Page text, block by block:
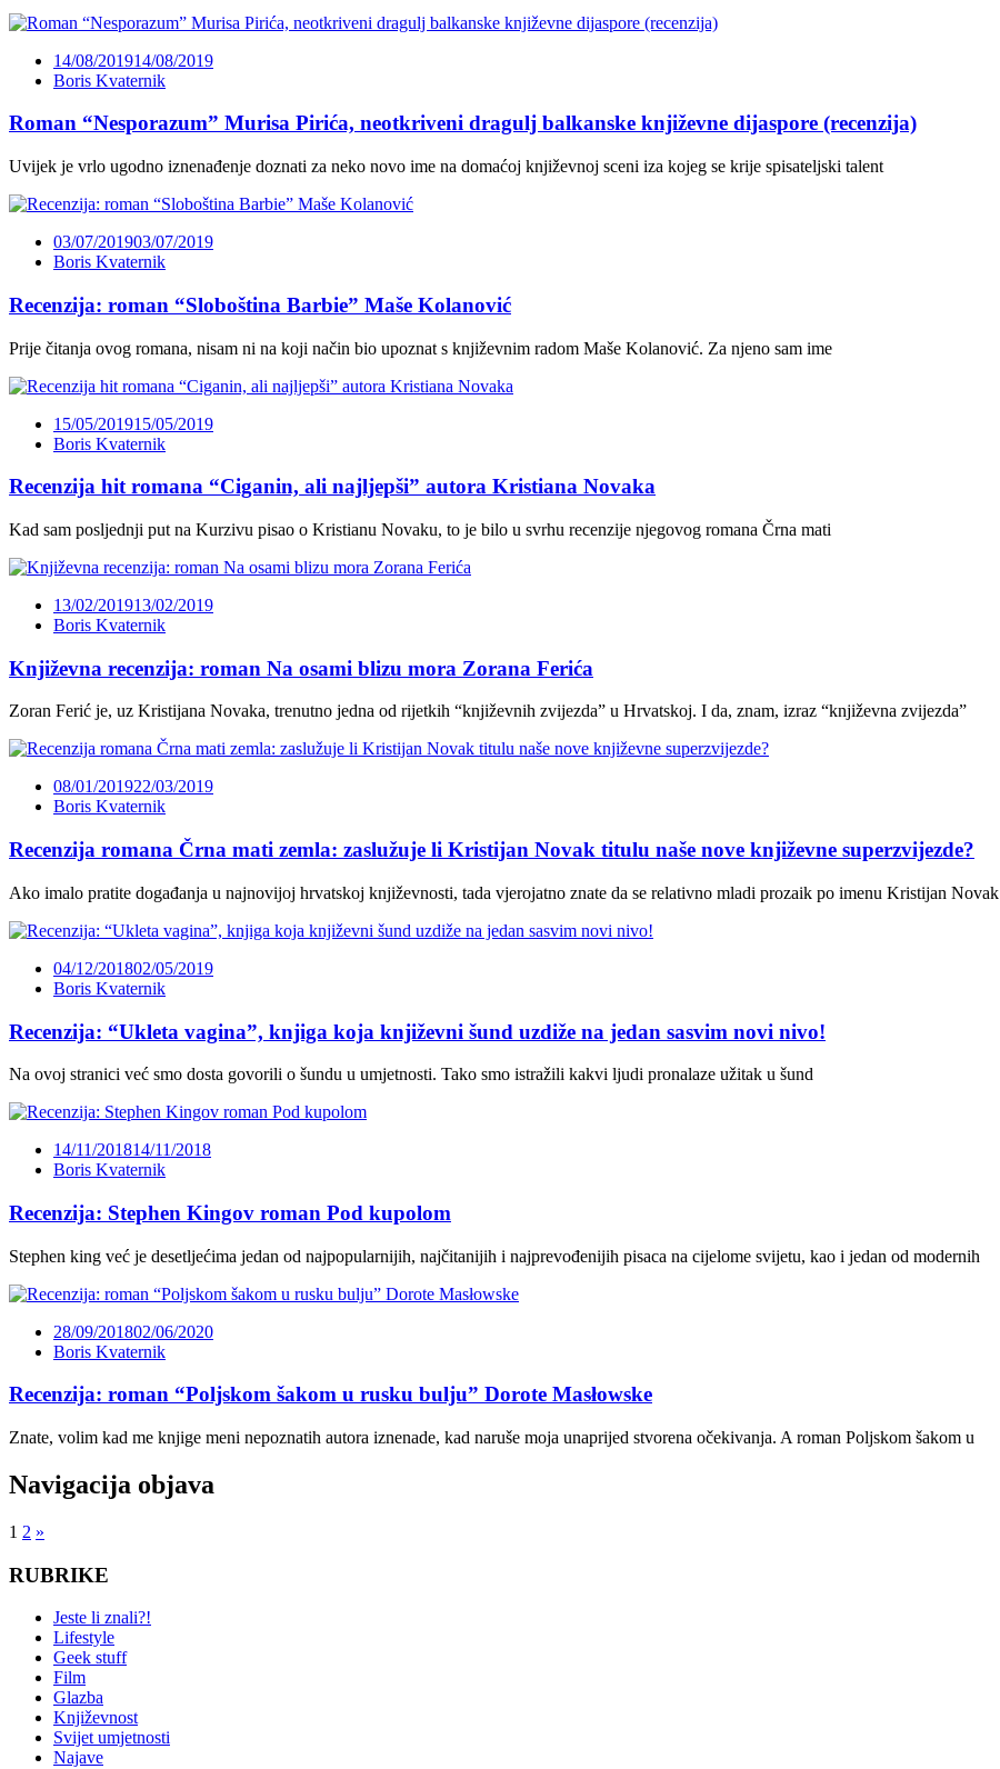
14/08/201914/08/2019
Boris Kvaternik
Roman “Nesporazum” Murisa Pirića, neotkriveni dragulj balkanske književne dijaspore (recenzija)
Uvijek je vrlo ugodno iznenađenje doznati za neko novo ime na domaćoj književnoj sceni iza kojeg se krije spisateljski talent
03/07/201903/07/2019
Boris Kvaternik
Recenzija: roman “Sloboština Barbie” Maše Kolanović
Prije čitanja ovog romana, nisam ni na koji način bio upoznat s književnim radom Maše Kolanović. Za njeno sam ime
15/05/201915/05/2019
Boris Kvaternik
Recenzija hit romana “Ciganin, ali najljepši” autora Kristiana Novaka
Kad sam posljednji put na Kurzivu pisao o Kristianu Novaku, to je bilo u svrhu recenzije njegovog romana Črna mati
13/02/201913/02/2019
Boris Kvaternik
Književna recenzija: roman Na osami blizu mora Zorana Ferića
Zoran Ferić je, uz Kristijana Novaka, trenutno jedna od rijetkih “književnih zvijezda” u Hrvatskoj. I da, znam, izraz “književna zvijezda”
08/01/201922/03/2019
Boris Kvaternik
Recenzija romana Črna mati zemla: zaslužuje li Kristijan Novak titulu naše nove književne superzvijezde?
Ako imalo pratite događanja u najnovijoj hrvatskoj književnosti, tada vjerojatno znate da se relativno mladi prozaik po imenu Kristijan Novak
04/12/201802/05/2019
Boris Kvaternik
Recenzija: “Ukleta vagina”, knjiga koja književni šund uzdiže na jedan sasvim novi nivo!
Na ovoj stranici već smo dosta govorili o šundu u umjetnosti. Tako smo istražili kakvi ljudi pronalaze užitak u šund
14/11/201814/11/2018
Boris Kvaternik
Recenzija: Stephen Kingov roman Pod kupolom
Stephen king već je desetljećima jedan od najpopularnijih, najčitanijih i najprevođenijih pisaca na cijelome svijetu, kao i jedan od modernih
28/09/201802/06/2020
Boris Kvaternik
Recenzija: roman “Poljskom šakom u rusku bulju” Dorote Masłowske
Znate, volim kad me knjige meni nepoznatih autora iznenade, kad naruše moja unaprijed stvorena očekivanja. A roman Poljskom šakom u
Navigacija objava
1 2 »
RUBRIKE
Jeste li znali?!
Lifestyle
Geek stuff
Film
Glazba
Književnost
Svijet umjetnosti
Najave